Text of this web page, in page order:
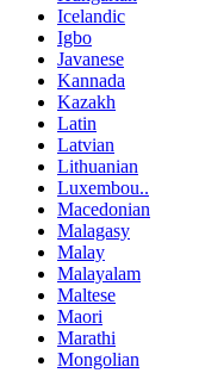
Icelandic
Igbo
Javanese
Kannada
Kazakh
Latin
Latvian
Lithuanian
Luxembou..
Macedonian
Malagasy
Malay
Malayalam
Maltese
Maori
Marathi
Mongolian